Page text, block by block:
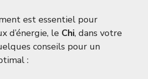
est essentiel pour
d’énergie, le Chi, dans votre
conseils pour un
: